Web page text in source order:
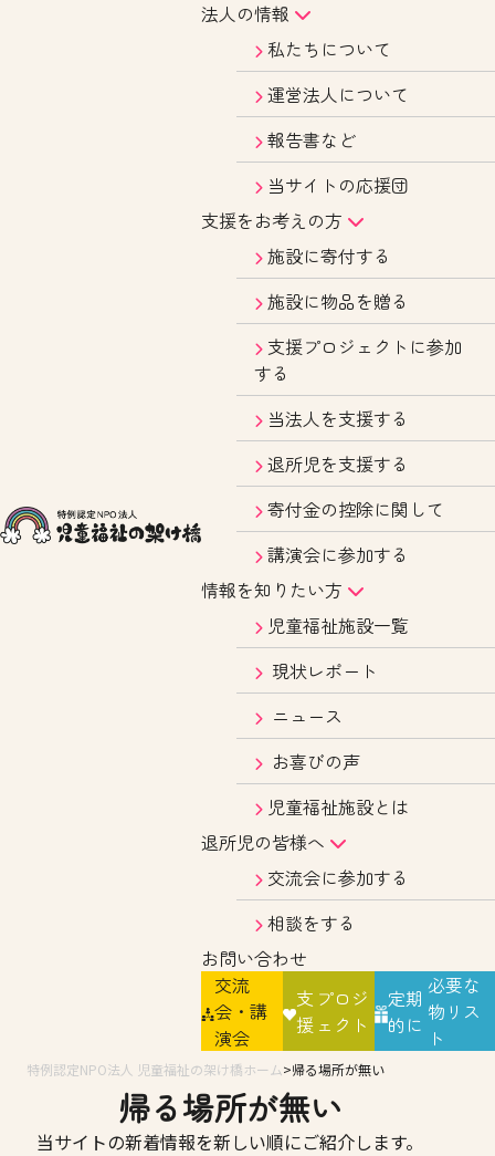
法人の情報
私たちについて
運営法人について
報告書など
当サイトの応援団
支援をお考えの方
施設に寄付する
施設に物品を贈る
支援プロジェクトに参加
する
当法人を支援する
退所児を支援する
寄付金の控除に関して
講演会に参加する
情報を知りたい方
児童福祉施設一覧
現状レポート
ニュース
お喜びの声
児童福祉施設とは
退所児の皆様へ
交流会に参加する
相談をする
お問い合わせ
交流
会・講
演会
支
援
プロジ
ェクト
定期
的に
必要な
物リス
ト
特例認定NPO法人 児童福祉の架け橋ホーム 帰る場所が無い
帰る場所が無い
当サイトの新着情報を新しい順にご紹介します。